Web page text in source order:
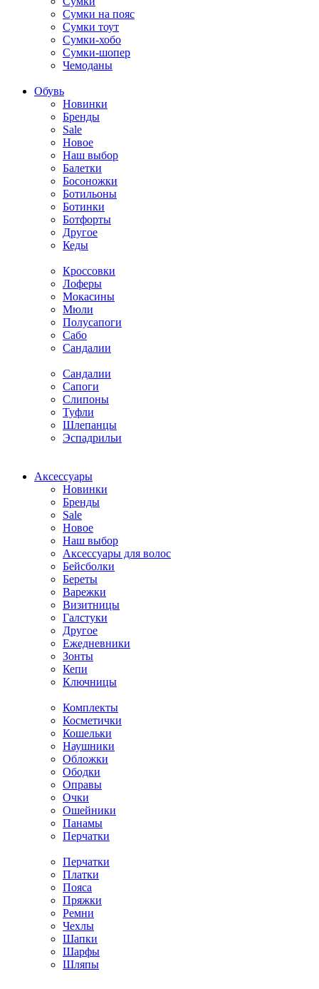
Сумки на пояс
Сумки тоут
Сумки-хобо
Сумки-шопер
Чемоданы
Обувь
Новинки
Бренды
Sale
Новое
Наш выбор
Балетки
Босоножки
Ботильоны
Ботинки
Ботфорты
Другое
Кеды
Кроссовки
Лоферы
Мокасины
Мюли
Полусапоги
Сабо
Сандалии
Сандалии
Сапоги
Слипоны
Туфли
Шлепанцы
Эспадрильи
Аксессуары
Новинки
Бренды
Sale
Новое
Наш выбор
Аксессуары для волос
Бейсболки
Береты
Варежки
Визитницы
Галстуки
Другое
Ежедневники
Зонты
Кепи
Ключницы
Комплекты
Косметички
Кошельки
Наушники
Обложки
Ободки
Оправы
Очки
Ошейники
Панамы
Перчатки
Перчатки
Платки
Пояса
Пряжки
Ремни
Чехлы
Шапки
Шарфы
Шляпы